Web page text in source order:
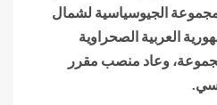
الجيوسياسية لشمال
العربية الصحراوية
وعاد منصب مقرر